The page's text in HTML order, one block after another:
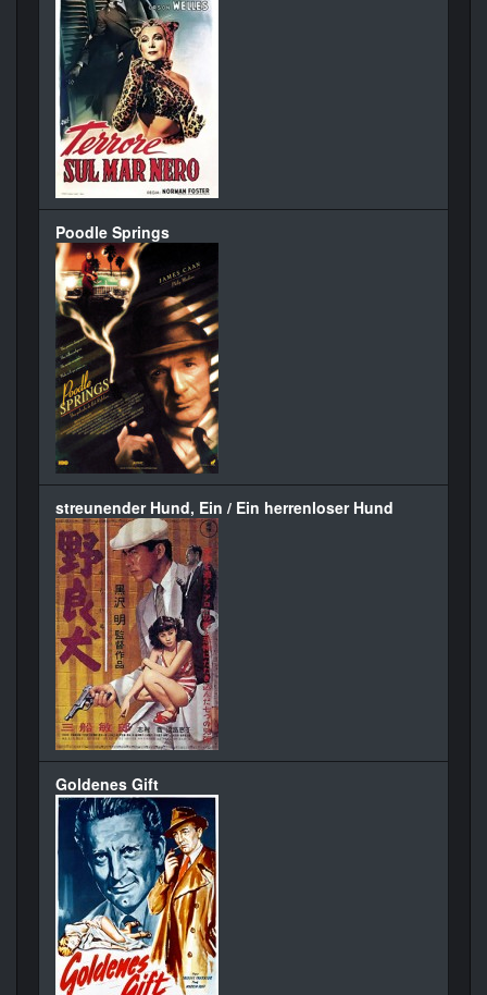
Poodle Springs
streunender Hund, Ein / Ein herrenloser Hund
Goldenes Gift